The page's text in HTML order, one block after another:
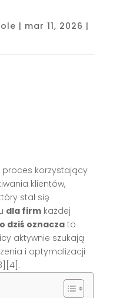
| mar 11, 2026 |
korzystający
klientów,
stał się
dla firm każdej
dziś oznacza to
aktywnie szukają
i optymalizacji